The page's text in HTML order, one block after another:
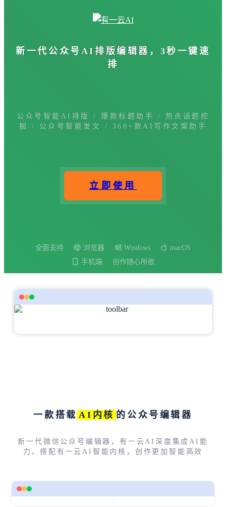
新一代公众号 AI排版编辑器 ，3秒一键速
排
公众号智能AI排版 / 爆款标题助手 / 热点话题挖
掘 / 公众号智能发文 / 360+款AI写作文案助手
立即使用
全面支持 浏览器 Windows
macOS
手机端
创作随心所欲
一款搭载 AI内核 的公众号编辑器
新一代微信公众号编辑器，有一云AI深度集成AI能
力，搭配有一云AI智能内核，创作更加智能高效